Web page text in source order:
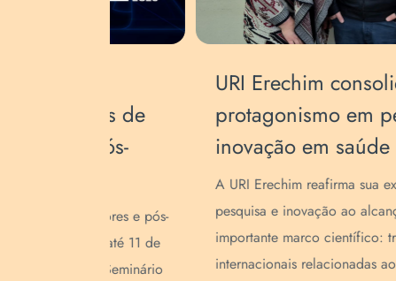
URI aprova projeto para
implantar o CAIS Extensão e
Cidadania na Região de
Saúde 16
A URI Erechim aprovou um projeto do
governo federal no âmbito do Edital
Conjunto nº 5/2025 (PROEXT-PG CAIS